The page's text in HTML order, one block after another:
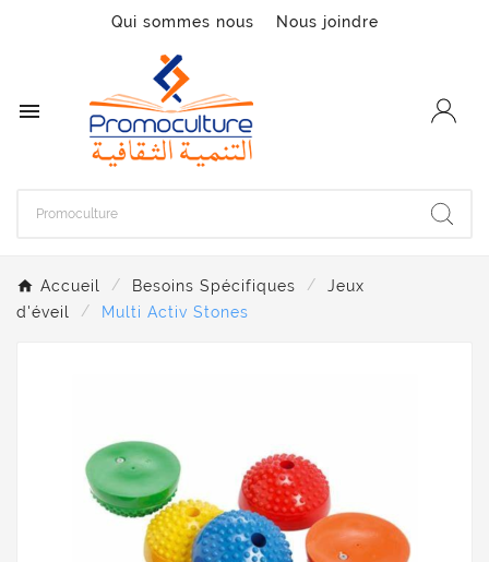
Qui sommes nous Nous joindre

Accueil Besoins Spécifiques
Jeux
d'éveil
Multi Activ Stones